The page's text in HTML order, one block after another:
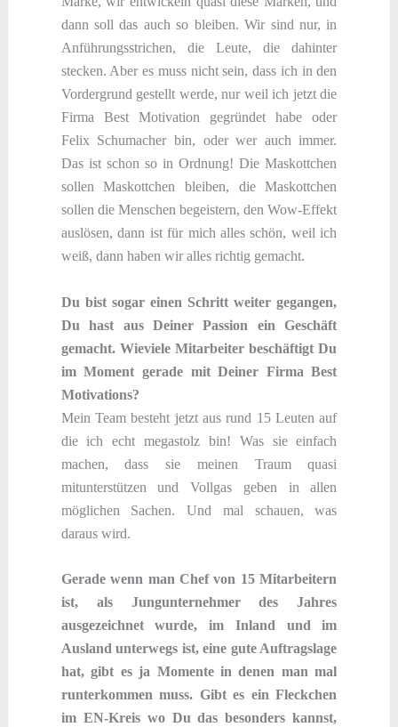
dann soll das auch so bleiben. Wir sind nur, in
Anführungsstrichen, die Leute, die dahinter
stecken. Aber es muss nicht sein, dass ich in den
Vordergrund gestellt werde, nur weil ich jetzt die
Firma Best Motivation gegründet habe oder
Felix Schumacher bin, oder wer auch immer.
Das ist schon so in Ordnung! Die Maskottchen
sollen Maskottchen bleiben, die Maskottchen
sollen die Menschen begeistern, den Wow-Effekt
auslösen, dann ist für mich alles schön, weil ich
weiß, dann haben wir alles richtig gemacht.
Du bist sogar einen Schritt weiter gegangen,
Du hast aus Deiner Passion ein Geschäft
gemacht. Wieviele Mitarbeiter beschäftigt Du
im Moment gerade mit Deiner Firma Best
Motivations?
Mein Team besteht jetzt aus rund 15 Leuten auf
die ich echt megastolz bin! Was sie einfach
machen, dass sie meinen Traum quasi
mitunterstützen und Vollgas geben in allen
möglichen Sachen. Und mal schauen, was
daraus wird.
Gerade wenn man Chef von 15 Mitarbeitern
ist, als Jungunternehmer des Jahres
ausgezeichnet wurde, im Inland und im
Ausland unterwegs ist, eine gute Auftragslage
hat, gibt es ja Momente in denen man mal
runterkommen muss. Gibt es ein Fleckchen
im EN-Kreis wo Du das besonders kannst,